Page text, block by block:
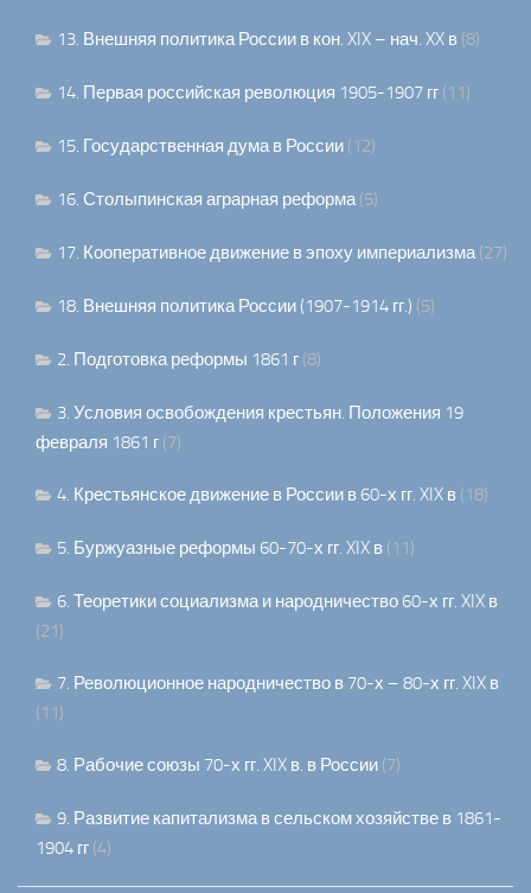
13. Внешняя политика России в кон. XIX – нач. XX в (8)
14. Первая российская революция 1905-1907 гг (11)
15. Государственная дума в России (12)
16. Столыпинская аграрная реформа(5)
17. Кооперативное движение в эпоху империализма(27)
18. Внешняя политика России (1907-1914 гг.) (5)
2. Подготовка реформы 1861 г (8)
3. Условия освобождения крестьян. Положения 19
февраля 1861 г (7)
4. Крестьянское движение в России в 60-х гг. XIX в (18)
5. Буржуазные реформы 60-70-х гг. XIX в (11)
6. Теоретики социализма и народничество 60-х гг. XIX в
(21)
7. Революционное народничество в 70-х – 80-х гг. XIX в
(11)
8. Рабочие союзы 70-х гг. XIX в. в России (7)
9. Развитие капитализма в сельском хозяйстве в 1861-
1904 гг (4)